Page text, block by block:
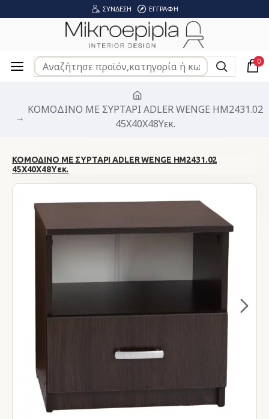
ΣΎΝΔΕΣΗ ΕΓΓΡΑΦΉ
0
ΚΟΜΟΔΙΝΟ ΜΕ ΣΥΡΤΑΡΙ ADLER WENGE HM2431.02
45X40X48Yεκ.
ΚΟΜΟΔΙΝΟ ΜΕ ΣΥΡΤΑΡΙ ADLER WENGE HM2431.02
45X40X48Yεκ.